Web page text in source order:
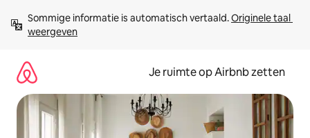
direct
naar
Sommige informatie is automatisch vertaald. Originele taal
weergeven
Je ruimte op Airbnb zetten